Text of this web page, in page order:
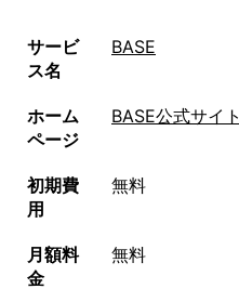
サービ
ス名
BASE
ホーム
ページ
BASE公式サイト
初期費
用
無料
月額料
金
無料